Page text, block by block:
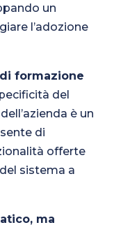
un
l’adozione
formazione
del
è un
di
offerte
sistema a
ma